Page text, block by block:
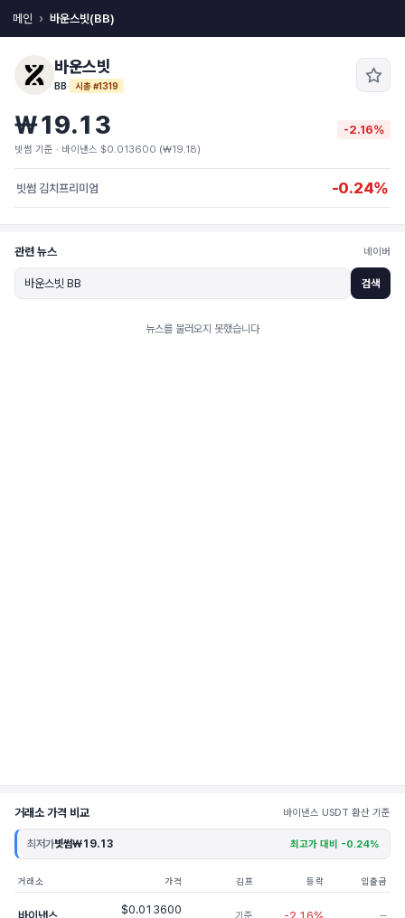
메인 바운스빗(BB)
바운스빗
BB· 시총 #1319
₩19.13 -2.16%
빗썸 기준 · 바이낸스 $0.013600 (₩19.18)
빗썸 김치프리미엄 -0.24%
관련 뉴스 네이버
검색
뉴스를 불러오지 못했습니다
거래소 가격 비교 바이낸스 USDT 환산 기준
최저가빗썸₩19.13 최고가 대비 -0.24%
거래소 가격 김프 등락 입출금
$0.013600